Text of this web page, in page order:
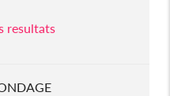
resultats